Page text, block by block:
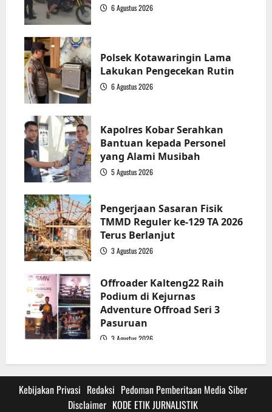
6 Agustus 2026
Polsek Kotawaringin Lama
Lakukan Pengecekan Rutin
6 Agustus 2026
Kapolres Kobar Serahkan
Bantuan kepada Personel
yang Alami Musibah
5 Agustus 2026
Pengerjaan Sasaran Fisik
TMMD Reguler ke-129 TA 2026
Terus Berlanjut
3 Agustus 2026
Offroader Kalteng22 Raih
Podium di Kejurnas
Adventure Offroad Seri 3
Pasuruan
3 Agustus 2026
Kebijakan Privasi Redaksi Pedoman Pemberitaan Media Siber
Disclaimer KODE ETIK JURNALISTIK